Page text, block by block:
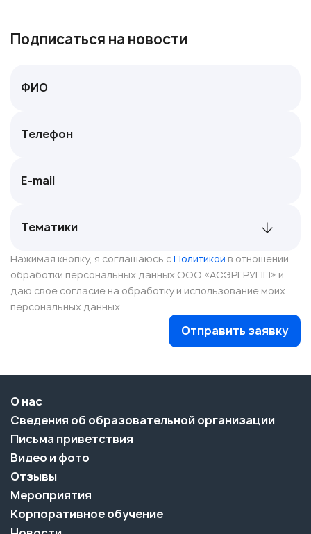
Подписаться на новости
Нажимая кнопку, я соглашаюсь сПолитикой в отношении
обработки персональных данных ООО «АСЭРГРУПП» и
даю свое согласие на обработку и использование моих
персональных данных
Отправить заявку
О нас
Сведения об образовательной организации
Письма приветствия
Видео и фото
Отзывы
Мероприятия
Корпоративное обучение